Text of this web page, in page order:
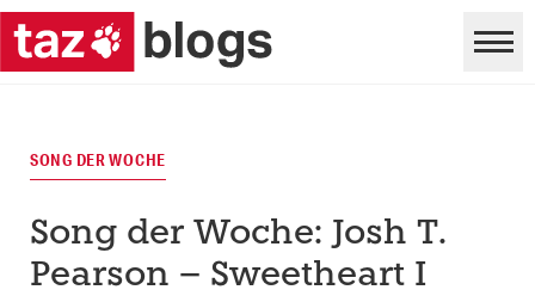
SONG DER WOCHE
Song der Woche: Josh T.
Pearson – Sweetheart I